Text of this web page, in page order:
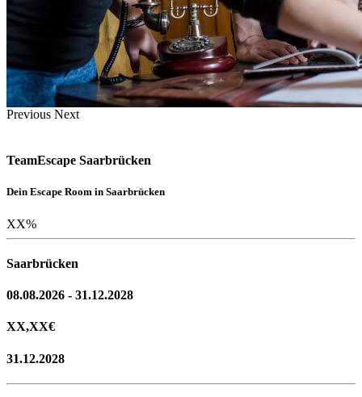
Previous Next
TeamEscape Saarbrücken
Dein Escape Room in Saarbrücken
XX%
Saarbrücken
08.08.2026 - 31.12.2028
XX,XX€
31.12.2028